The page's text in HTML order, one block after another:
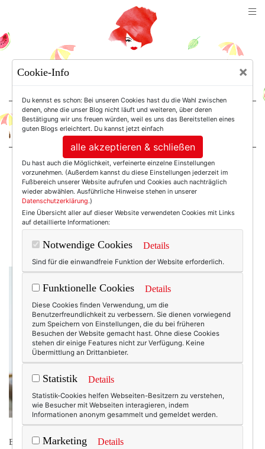
For Women. Not Girls.
Einträge mit dem
Tag: M.asam
BEAUTY-TALK.
Cookie-Info ×
Du kennst es schon: Bei unseren Cookies hast du die Wahl zwischen
denen, ohne die unser Blog nicht läuft und weiteren, über deren
Bestätigung wir uns freuen würden, weil es uns das Bereitstellen eines
guten Blogs erleichtert. Du kannst jetzt einfach
alle akzeptieren & schließen
Du hast auch die Möglichkeit, verfeinerte einzelne Einstellungen
vorzunehmen. (Außerdem kannst du diese Einstellungen jederzeit im
Fußbereich unserer Website aufrufen und Cookies auch nachträglich
wieder abwählen. Ausführliche Hinweise stehen in unserer
Datenschutzerklärung.)
Eine Übersicht aller auf dieser Website verwendeten Cookies mit Links
auf detaillierte Informationen:
Notwendige Cookies Details
Sind für die einwandfreie Funktion der Website erforderlich.
Funktionelle Cookies Details
Diese Cookies finden Verwendung, um die
Benutzerfreundlichkeit zu verbessern. Sie dienen vorwiegend
zum Speichern von Einstellungen, die du bei früheren
Besuchen der Website gemacht hast. Ohne diese Cookies
stehen dir einige Features nicht zur Verfügung. Keine
Übermittlung an Drittanbieter.
Statistik Details
Statistik-Cookies helfen Webseiten-Besitzern zu verstehen,
wie Besucher mit Webseiten interagieren, indem
Informationen anonym gesammelt und gemeldet werden.
Marketing Details